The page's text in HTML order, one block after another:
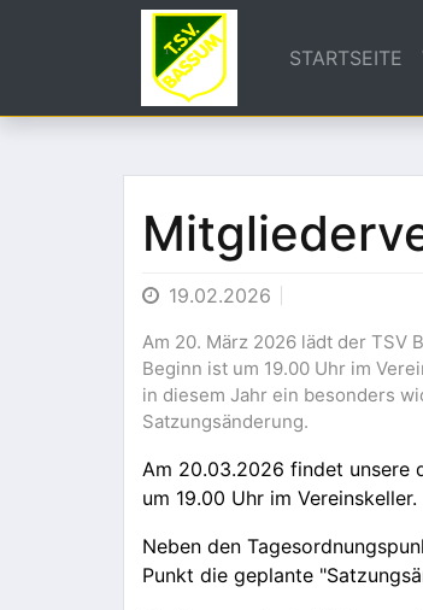
STARTSEITE
19.02.2026
Am 20. März 2026 lädt der TSV
Beginn ist um 19.00 Uhr im
in diesem Jahr ein besonders
Satzungsänderung.
Am 20.03.2026 findet unsere
um 19.00 Uhr im Vereinskeller.
Neben den
Punkt die geplante